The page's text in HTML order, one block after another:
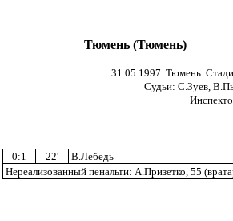
Тюмень (Тюмень)
31.05.1997. Тюмень.
Судьи: С.Зуев,
0:1 22'
В.Лебедь
Нереализованный пенальти: А.Призетко, 55